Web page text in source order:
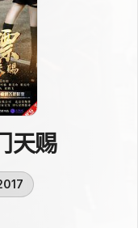
天赐